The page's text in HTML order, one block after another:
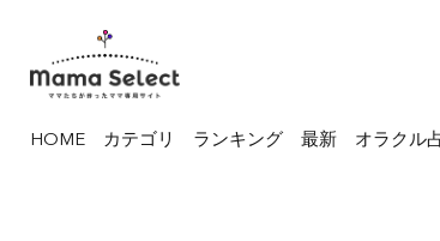
HOME カテゴリ ランキング 最新 オラクル